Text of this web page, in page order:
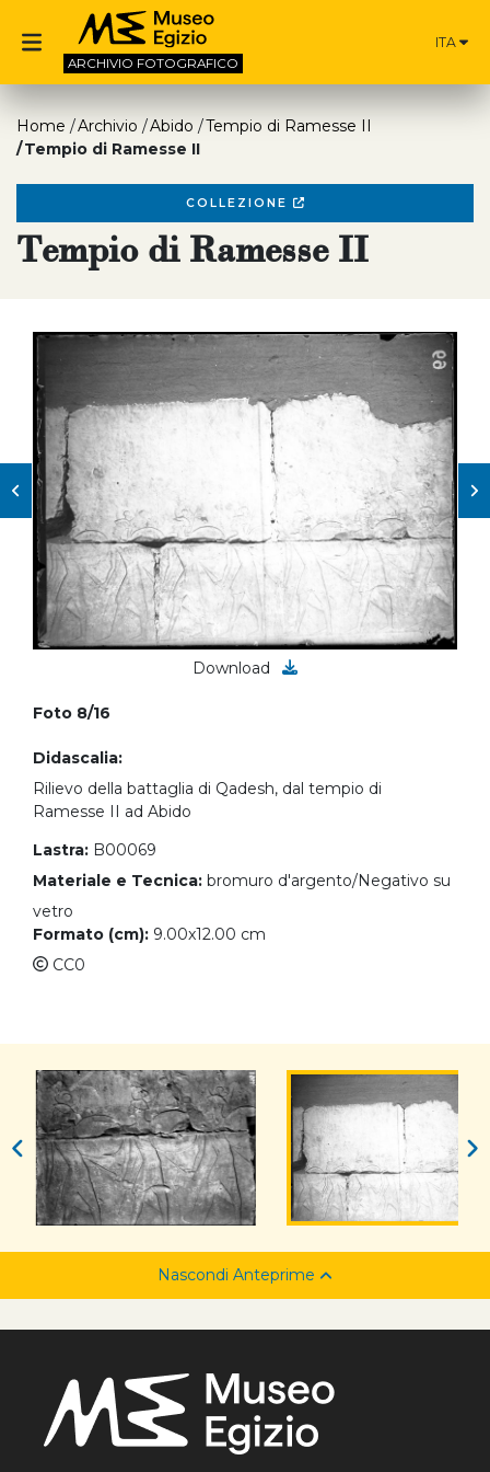
ARCHIVIO FOTOGRAFICO
ITA
Home Archivio Abido
Tempio di Ramesse II
Tempio di Ramesse II
COLLEZIONE
Tempio di Ramesse II
Download
Foto 8/16
Didascalia:
Rilievo della battaglia di Qadesh, dal tempio di
Ramesse II ad Abido
Lastra: B00069
Materiale e Tecnica: bromuro d'argento/Negativo su
vetro
Formato (cm): 9.00x12.00 cm
CC0
Nascondi Anteprime